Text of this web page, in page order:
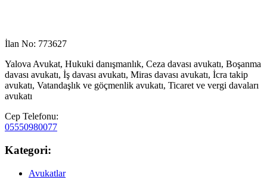
İlan No: 773627
Yalova Avukat, Hukuki danışmanlık, Ceza davası avukatı, Boşanma
davası avukatı, İş davası avukatı, Miras davası avukatı, İcra takip
avukatı, Vatandaşlık ve göçmenlik avukatı, Ticaret ve vergi davaları
avukatı
Cep Telefonu:
05550980077
Kategori:
Avukatlar